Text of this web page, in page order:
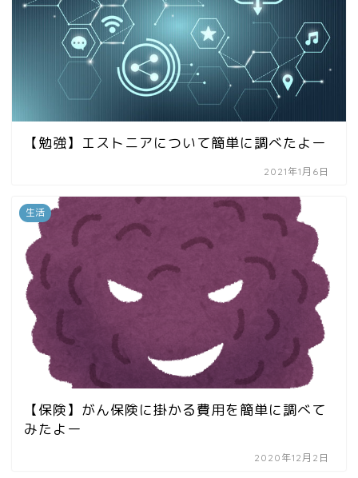
【勉強】エストニアについて簡単に調べたよー
2021年1月6日
生活
【保険】がん保険に掛かる費用を簡単に調べて
みたよー
2020年12月2日